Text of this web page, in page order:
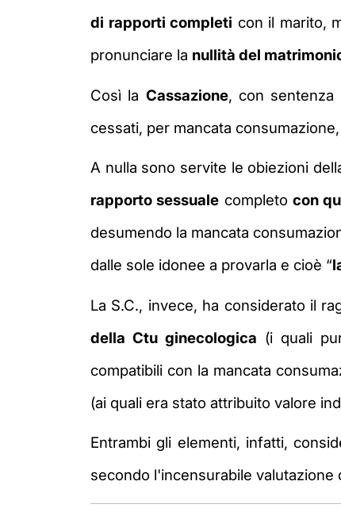
di rapporti completi con il marito,
pronunciare la nullità del
Così la Cassazione, con sentenza
cessati, per mancata
A nulla sono servite le obiezioni
rapporto sessuale completocon
desumendo la mancata
dalle sole idonee a provarla e cioè “
La S.C., invece, ha considerato il
della Ctu ginecologica (i quali
compatibili con la mancata
(ai quali era stato attribuito valore
Entrambi gli elementi, infatti,
secondo l'incensurabile valutazione